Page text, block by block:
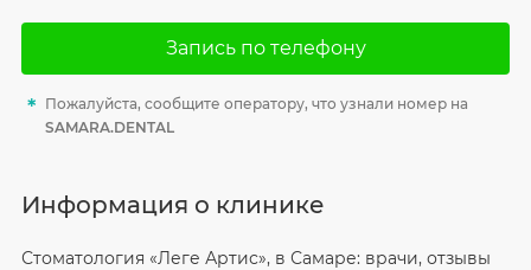
Запись по телефону
Пожалуйста, сообщите оператору, что узнали номер на
SAMARA.DENTAL
Информация о клинике
Стоматология «Леге Артис», в Самаре: врачи, отзывы